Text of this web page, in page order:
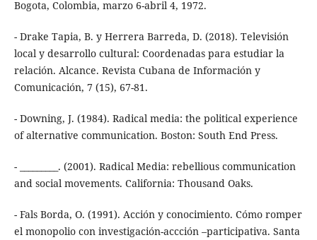
Bogota, Colombia, marzo 6-abril 4, 1972.
- Drake Tapia, B. y Herrera Barreda, D. (2018). Televisión
local y desarrollo cultural: Coordenadas para estudiar la
relación. Alcance. Revista Cubana de Información y
Comunicación, 7 (15), 67-81.
- Downing, J. (1984). Radical media: the political experience
of alternative communication. Boston: South End Press.
- _________. (2001). Radical Media: rebellious communication
and social movements. California: Thousand Oaks.
- Fals Borda, O. (1991). Acción y conocimiento. Cómo romper
el monopolio con investigación-accción –participativa. Santa